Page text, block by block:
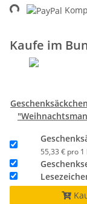
Kaufe im
55,33 € pro 1